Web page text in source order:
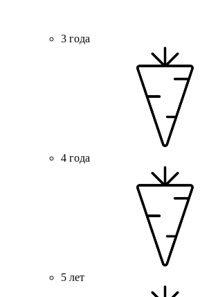
3 года
4 года
5 лет